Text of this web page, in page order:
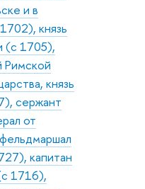
и в
князь
(с 1705),
Римской
князь
сержант
от
капитан
1716),